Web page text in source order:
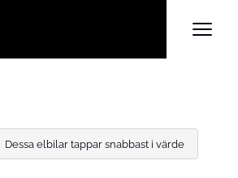
Dessa elbilar tappar snabbast i värde